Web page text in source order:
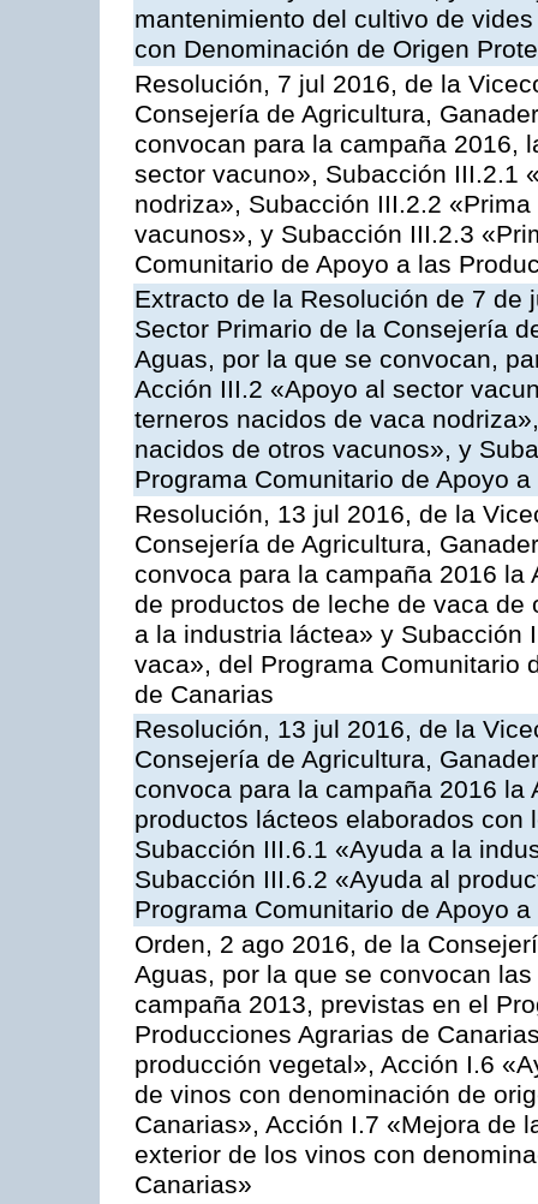
mantenimiento del cultivo de
con Denominación de Origen
Resolución, 7 jul 2016, de la
Consejería de Agricultura,
convocan para la campaña 2016,
sector vacuno», Subacción III.2.1
nodriza», Subacción III.2.2
vacunos», y Subacción III.2.3
Comunitario de Apoyo a las
Extracto de la Resolución de 7
Sector Primario de la Consejería
Aguas, por la que se convocan,
Acción III.2 «Apoyo al sector
terneros nacidos de vaca
nacidos de otros vacunos», y
Programa Comunitario de Apoyo
Resolución, 13 jul 2016, de la
Consejería de Agricultura,
convoca para la campaña 2016
de productos de leche de vaca
a la industria láctea» y Subacción
vaca», del Programa Comunitario
de Canarias
Resolución, 13 jul 2016, de la
Consejería de Agricultura,
convoca para la campaña 2016
productos lácteos elaborados
Subacción III.6.1 «Ayuda a la
Subacción III.6.2 «Ayuda al
Programa Comunitario de Apoyo
Orden, 2 ago 2016, de la
Aguas, por la que se convocan
campaña 2013, previstas en el
Producciones Agrarias de
producción vegetal», Acción I.6
de vinos con denominación de
Canarias», Acción I.7 «Mejora de
exterior de los vinos con
Canarias»